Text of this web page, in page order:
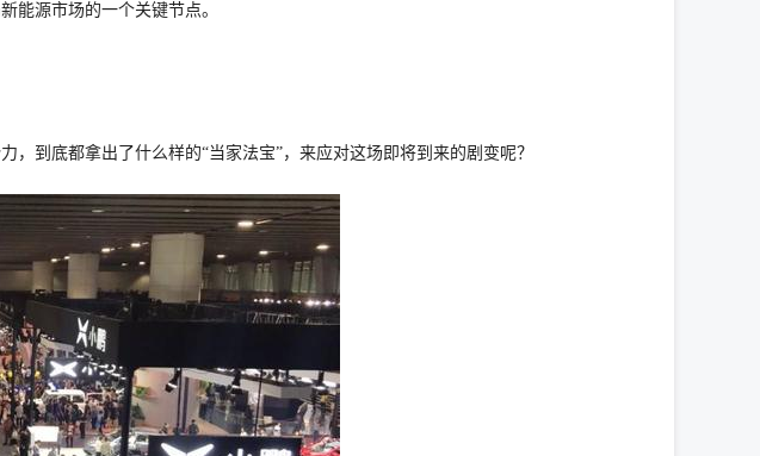
能源市场的一个关键节点。
到底都拿出了什么样的“当家法宝”，来应对这场即将到来的剧变呢？